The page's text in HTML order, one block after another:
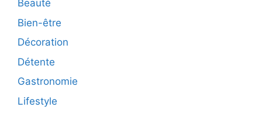
Beauté
Bien-être
Décoration
Détente
Gastronomie
Lifestyle